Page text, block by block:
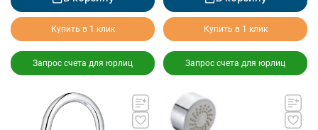
Купить в 1 клик
Запрос счета для юрлиц
Купить в 1 клик
Запрос счета для юрлиц